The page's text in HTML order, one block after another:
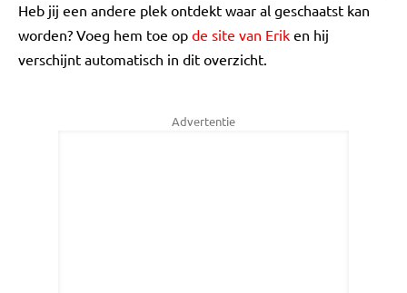
Heb jij een andere plek ontdekt waar al geschaatst kan
worden? Voeg hem toe op de site van Erik en hij
verschijnt automatisch in dit overzicht.
Advertentie